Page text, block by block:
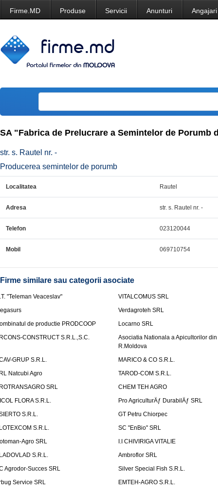
Firme.MD Produse Servicii Anunturi Angajari
SA "Fabrica de Prelucrare a Semintelor de Porumb
str. s. Rautel nr. -
Producerea semintelor de porumb
Localitatea Rautel
Adresa str. s. Rautel nr. -
Telefon 023120044
Mobil 069710754
Firme similare sau categorii asociate
"Teleman Veaceslav"
VITALCOMUS SRL
Verdagroteh SRL
de productie PRODCOOP
Locarno SRL
CONSTRUCT S.R.L.,S.C.
Asociatia Nationala a Apicultorilor din
R.Moldova
GRUP S.R.L.
MARICO & CO S.R.L.
Natcubi Agro
TAROD-COM S.R.L.
SRL
CHEM TEH AGRO
FLORA S.R.L.
Pro AgriculturÄƒ DurabilÄƒ SRL
S.R.L.
GT Petru Chiorpec
S.R.L.
SC "EnBio" SRL
Agro SRL
I.I CHIVIRIGA VITALIE
S.R.L.
Ambroflor SRL
Agrodor-Succes SRL
Silver Special Fish S.R.L.
Service SRL
EMTEH-AGRO S.R.L.